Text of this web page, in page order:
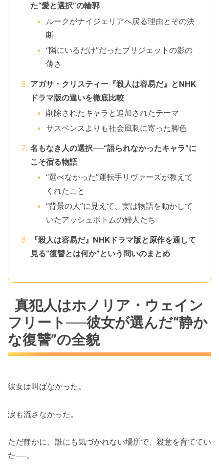
た“愛と選択”の輪郭
ルークがナイジェリアへ戻る理由とその決
断
“隣にいるだけ”だったブリジェットの影の
薄さ
アガサ・クリスティー『殺人は容易だ』とNHK
ドラマ版の違いを徹底比較
削除されたキャラと追加されたテーマ
サスペンスよりも社会風刺に寄った脚色
名もなき人の選択──“語られなかったキャラ”に
こそ宿る物語
“選べなかった”運転手リヴァーズが教えて
くれたこと
“背景の人”に見えて、実は物語を動かして
いたアッシュボトムの婦人たち
『殺人は容易だ』NHKドラマ版と原作を通して
見る“復讐とは何か”という問いのまとめ
真犯人はホノリア・ウェイン
フリート──彼女が選んだ“静か
な復讐”の全貌
彼女は叫ばなかった。
涙も流さなかった。
ただ静かに、誰にも気づかれない場所で、殺意を育ててい
た──。